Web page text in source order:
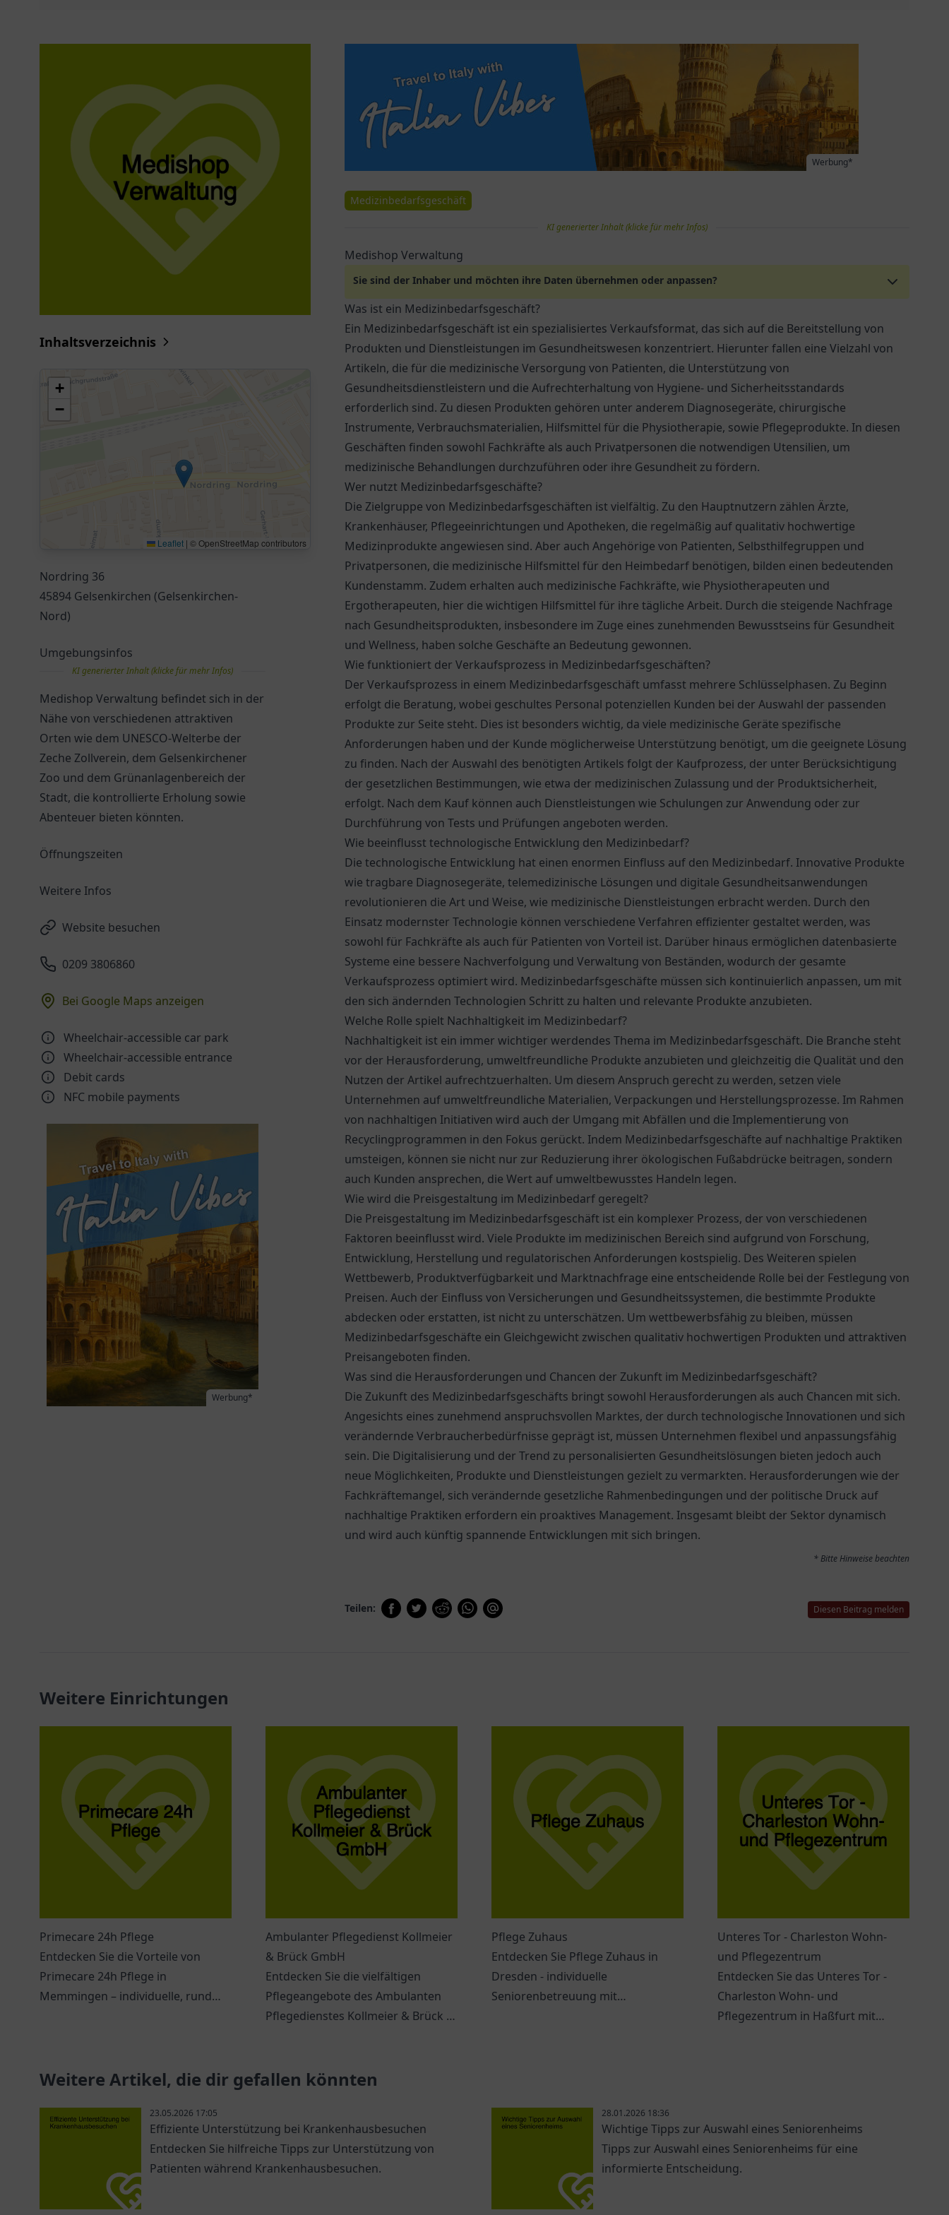
Inhaltsverzeichnis
+
−
Leaflet | © OpenStreetMap contributors
Nordring 36
45894 Gelsenkirchen (Gelsenkirchen-
Nord)
Umgebungsinfos
KI generierter Inhalt (klicke für mehr Infos)
Medishop Verwaltung befindet sich in der
Nähe von verschiedenen attraktiven
Orten wie dem UNESCO-Welterbe der
Zeche Zollverein, dem Gelsenkirchener
Zoo und dem Grünanlagenbereich der
Stadt, die kontrollierte Erholung sowie
Abenteuer bieten könnten.
Öffnungszeiten
Weitere Infos
Website besuchen
0209 3806860
Bei Google Maps anzeigen
Wheelchair-accessible car park
Wheelchair-accessible entrance
Debit cards
NFC mobile payments
Werbung*
Werbung*
Medizinbedarfsgeschäft
KI generierter Inhalt (klicke für mehr Infos)
Medishop Verwaltung
Sie sind der Inhaber und möchten ihre Daten übernehmen oder anpassen?
Was ist ein Medizinbedarfsgeschäft?
Ein Medizinbedarfsgeschäft ist ein spezialisiertes Verkaufsformat, das sich auf die Bereitstellung von
Produkten und Dienstleistungen im Gesundheitswesen konzentriert. Hierunter fallen eine Vielzahl von
Artikeln, die für die medizinische Versorgung von Patienten, die Unterstützung von
Gesundheitsdienstleistern und die Aufrechterhaltung von Hygiene- und Sicherheitsstandards
erforderlich sind. Zu diesen Produkten gehören unter anderem Diagnosegeräte, chirurgische
Instrumente, Verbrauchsmaterialien, Hilfsmittel für die Physiotherapie, sowie Pflegeprodukte. In diesen
Geschäften finden sowohl Fachkräfte als auch Privatpersonen die notwendigen Utensilien, um
medizinische Behandlungen durchzuführen oder ihre Gesundheit zu fördern.
Wer nutzt Medizinbedarfsgeschäfte?
Die Zielgruppe von Medizinbedarfsgeschäften ist vielfältig. Zu den Hauptnutzern zählen Ärzte,
Krankenhäuser, Pflegeeinrichtungen und Apotheken, die regelmäßig auf qualitativ hochwertige
Medizinprodukte angewiesen sind. Aber auch Angehörige von Patienten, Selbsthilfegruppen und
Privatpersonen, die medizinische Hilfsmittel für den Heimbedarf benötigen, bilden einen bedeutenden
Kundenstamm. Zudem erhalten auch medizinische Fachkräfte, wie Physiotherapeuten und
Ergotherapeuten, hier die wichtigen Hilfsmittel für ihre tägliche Arbeit. Durch die steigende Nachfrage
nach Gesundheitsprodukten, insbesondere im Zuge eines zunehmenden Bewusstseins für Gesundheit
und Wellness, haben solche Geschäfte an Bedeutung gewonnen.
Wie funktioniert der Verkaufsprozess in Medizinbedarfsgeschäften?
Der Verkaufsprozess in einem Medizinbedarfsgeschäft umfasst mehrere Schlüsselphasen. Zu Beginn
erfolgt die Beratung, wobei geschultes Personal potenziellen Kunden bei der Auswahl der passenden
Produkte zur Seite steht. Dies ist besonders wichtig, da viele medizinische Geräte spezifische
Anforderungen haben und der Kunde möglicherweise Unterstützung benötigt, um die geeignete Lösung
zu finden. Nach der Auswahl des benötigten Artikels folgt der Kaufprozess, der unter Berücksichtigung
der gesetzlichen Bestimmungen, wie etwa der medizinischen Zulassung und der Produktsicherheit,
erfolgt. Nach dem Kauf können auch Dienstleistungen wie Schulungen zur Anwendung oder zur
Durchführung von Tests und Prüfungen angeboten werden.
Wie beeinflusst technologische Entwicklung den Medizinbedarf?
Die technologische Entwicklung hat einen enormen Einfluss auf den Medizinbedarf. Innovative Produkte
wie tragbare Diagnosegeräte, telemedizinische Lösungen und digitale Gesundheitsanwendungen
revolutionieren die Art und Weise, wie medizinische Dienstleistungen erbracht werden. Durch den
Einsatz modernster Technologie können verschiedene Verfahren effizienter gestaltet werden, was
sowohl für Fachkräfte als auch für Patienten von Vorteil ist. Darüber hinaus ermöglichen datenbasierte
Systeme eine bessere Nachverfolgung und Verwaltung von Beständen, wodurch der gesamte
Verkaufsprozess optimiert wird. Medizinbedarfsgeschäfte müssen sich kontinuierlich anpassen, um mit
den sich ändernden Technologien Schritt zu halten und relevante Produkte anzubieten.
Welche Rolle spielt Nachhaltigkeit im Medizinbedarf?
Nachhaltigkeit ist ein immer wichtiger werdendes Thema im Medizinbedarfsgeschäft. Die Branche steht
vor der Herausforderung, umweltfreundliche Produkte anzubieten und gleichzeitig die Qualität und den
Nutzen der Artikel aufrechtzuerhalten. Um diesem Anspruch gerecht zu werden, setzen viele
Unternehmen auf umweltfreundliche Materialien, Verpackungen und Herstellungsprozesse. Im Rahmen
von nachhaltigen Initiativen wird auch der Umgang mit Abfällen und die Implementierung von
Recyclingprogrammen in den Fokus gerückt. Indem Medizinbedarfsgeschäfte auf nachhaltige Praktiken
umsteigen, können sie nicht nur zur Reduzierung ihrer ökologischen Fußabdrücke beitragen, sondern
auch Kunden ansprechen, die Wert auf umweltbewusstes Handeln legen.
Wie wird die Preisgestaltung im Medizinbedarf geregelt?
Die Preisgestaltung im Medizinbedarfsgeschäft ist ein komplexer Prozess, der von verschiedenen
Faktoren beeinflusst wird. Viele Produkte im medizinischen Bereich sind aufgrund von Forschung,
Entwicklung, Herstellung und regulatorischen Anforderungen kostspielig. Des Weiteren spielen
Wettbewerb, Produktverfügbarkeit und Marktnachfrage eine entscheidende Rolle bei der Festlegung von
Preisen. Auch der Einfluss von Versicherungen und Gesundheitssystemen, die bestimmte Produkte
abdecken oder erstatten, ist nicht zu unterschätzen. Um wettbewerbsfähig zu bleiben, müssen
Medizinbedarfsgeschäfte ein Gleichgewicht zwischen qualitativ hochwertigen Produkten und attraktiven
Preisangeboten finden.
Was sind die Herausforderungen und Chancen der Zukunft im Medizinbedarfsgeschäft?
Die Zukunft des Medizinbedarfsgeschäfts bringt sowohl Herausforderungen als auch Chancen mit sich.
Angesichts eines zunehmend anspruchsvollen Marktes, der durch technologische Innovationen und sich
verändernde Verbraucherbedürfnisse geprägt ist, müssen Unternehmen flexibel und anpassungsfähig
sein. Die Digitalisierung und der Trend zu personalisierten Gesundheitslösungen bieten jedoch auch
neue Möglichkeiten, Produkte und Dienstleistungen gezielt zu vermarkten. Herausforderungen wie der
Fachkräftemangel, sich verändernde gesetzliche Rahmenbedingungen und der politische Druck auf
nachhaltige Praktiken erfordern ein proaktives Management. Insgesamt bleibt der Sektor dynamisch
und wird auch künftig spannende Entwicklungen mit sich bringen.
* Bitte Hinweise beachten
Teilen: Diesen Beitrag melden
Weitere Einrichtungen
Primecare 24h Pflege
Entdecken Sie die Vorteile von
Primecare 24h Pflege in
Memmingen – individuelle, rund
Ambulanter Pflegedienst Kollmeier
& Brück GmbH
Entdecken Sie die vielfältigen
Pflegeangebote des Ambulanten
Pflegedienstes Kollmeier & Brück in
Pflege Zuhaus
Entdecken Sie Pflege Zuhaus in
Dresden - individuelle
Seniorenbetreuung mit
Unteres Tor - Charleston Wohn-
und Pflegezentrum
Entdecken Sie das Unteres Tor -
Charleston Wohn- und
Pflegezentrum in Haßfurt mit
Weitere Artikel, die dir gefallen könnten
23.05.2026 17:05
Effiziente Unterstützung bei Krankenhausbesuchen
Entdecken Sie hilfreiche Tipps zur Unterstützung von
Patienten während Krankenhausbesuchen.
28.01.2026 18:36
Wichtige Tipps zur Auswahl eines Seniorenheims
Tipps zur Auswahl eines Seniorenheims für eine
informierte Entscheidung.